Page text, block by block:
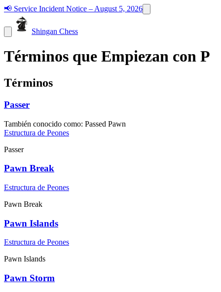
📢 Service Incident Notice – August 5, 2026
Shingan Chess
Términos que Empiezan con P
Términos
Passer
También conocido como: Passed Pawn
Estructura de Peones
Passer
Pawn Break
Estructura de Peones
Pawn Break
Pawn Islands
Estructura de Peones
Pawn Islands
Pawn Storm